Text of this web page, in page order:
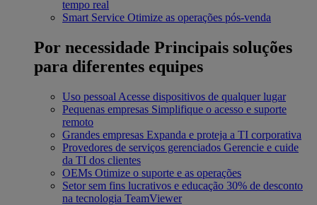
tempo real
Smart Service Otimize as operações pós-venda
Por necessidade Principais soluções
para diferentes equipes
Uso pessoal Acesse dispositivos de qualquer lugar
Pequenas empresas Simplifique o acesso e suporte
remoto
Grandes empresas Expanda e proteja a TI corporativa
Provedores de serviços gerenciados Gerencie e cuide
da TI dos clientes
OEMs Otimize o suporte e as operações
Setor sem fins lucrativos e educação 30% de desconto
na tecnologia TeamViewer